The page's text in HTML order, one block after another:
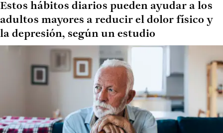
Estos hábitos diarios pueden ayudar a los
adultos mayores a reducir el dolor físico y
la depresión, según un estudio